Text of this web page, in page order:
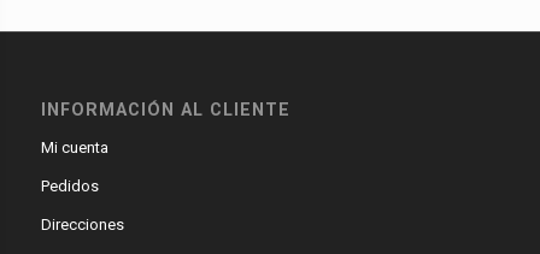
INFORMACIÓN AL CLIENTE
Mi cuenta
Pedidos
Direcciones